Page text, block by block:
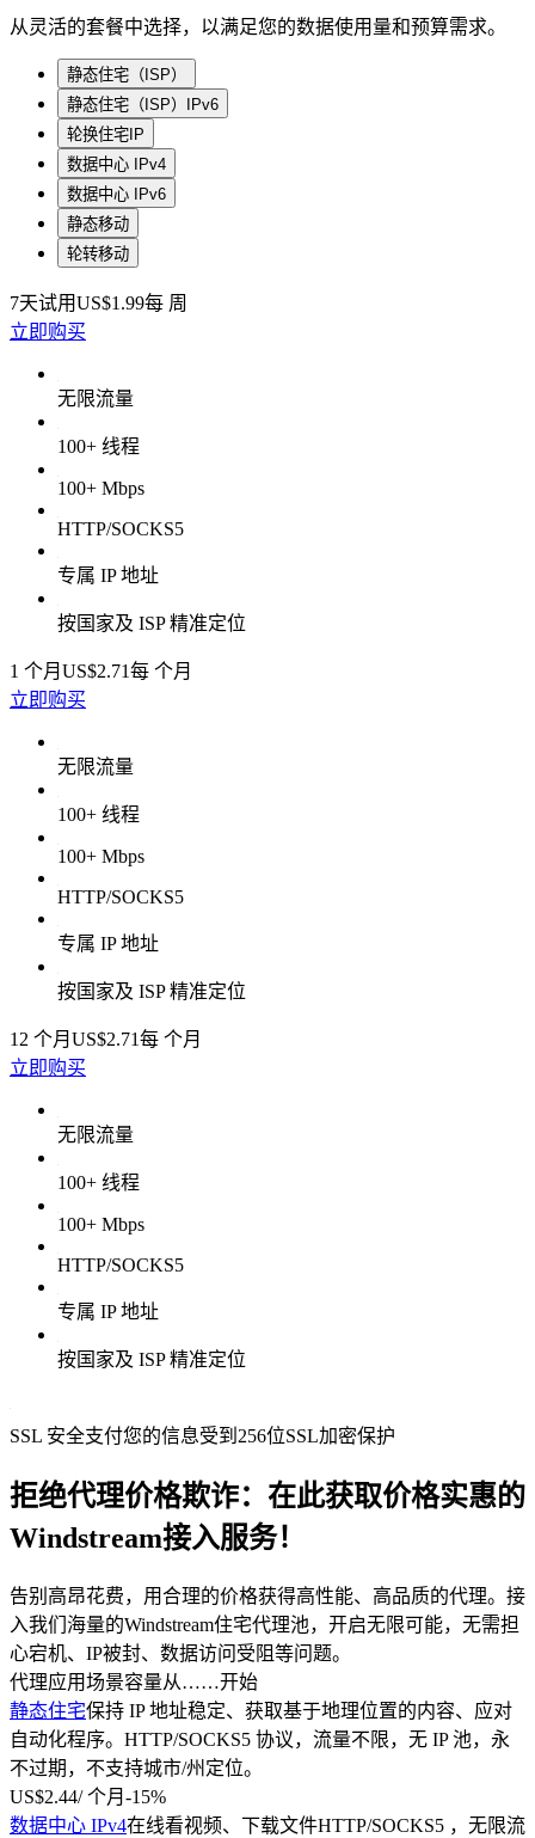
从灵活的套餐中选择，以满足您的数据使用量和预算需求。
静态住宅（ISP）
静态住宅（ISP）IPv6
轮换住宅IP
数据中心 IPv4
数据中心 IPv6
静态移动
轮转移动
7天试用US$1.99每 周
立即购买
无限流量
100+ 线程
100+ Mbps
HTTP/SOCKS5
专属 IP 地址
按国家及 ISP 精准定位
1 个月 US$2.71每 个月
立即购买
无限流量
100+ 线程
100+ Mbps
HTTP/SOCKS5
专属 IP 地址
按国家及 ISP 精准定位
12 个月 US$2.71每 个月
立即购买
无限流量
100+ 线程
100+ Mbps
HTTP/SOCKS5
专属 IP 地址
按国家及 ISP 精准定位
SSL 安全支付您的信息受到256位SSL加密保护
拒绝代理价格欺诈：在此获取价格实惠的
Windstream接入服务！
告别高昂花费，用合理的价格获得高性能、高品质的代理。接
入我们海量的Windstream住宅代理池，开启无限可能，无需担
心宕机、IP被封、数据访问受阻等问题。
代理应用场景容量从……开始
静态住宅保持 IP 地址稳定、获取基于地理位置的内容、应对
自动化程序。 HTTP/SOCKS5 协议，流量不限，无 IP 池，永
不过期，不支持城市/州定位。
US$2.44/ 个月 -15%
数据中心 IPv4在线看视频、下载文件HTTP/SOCKS5 ，无限流